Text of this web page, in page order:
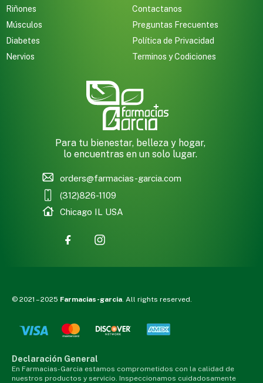
Riñones
Músculos
Diabetes
Nervios
Contactanos
Preguntas Frecuentes
Política de Privacidad
Terminos y Codiciones
Para tu bienestar, belleza y hogar,
lo encuentras en un solo lugar.
orders@farmacias-garcia.com
(312)826-1109
Chicago IL USA
© 2021 – 2025 Farmacias-garcia . All rights reserved.
Declaración General
En Farmacias-Garcia estamos comprometidos con la calidad de
nuestros productos y servicio. Inspeccionamos cuidadosamente